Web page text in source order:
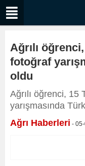
Ağrılı
fotoğraf
oldu
Ağrılı öğrenci, 15
yarışmasında
Ağrı Haberleri -